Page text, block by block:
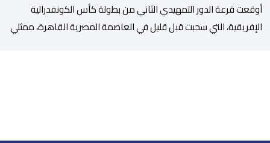
أوقعت قرعة الدور التمهيدي الثاني من بطولة كأس الكونفدرالية
الإفريقية، التي سحبت قبل قليل في العاصمة المصرية القاهرة، ممثلي